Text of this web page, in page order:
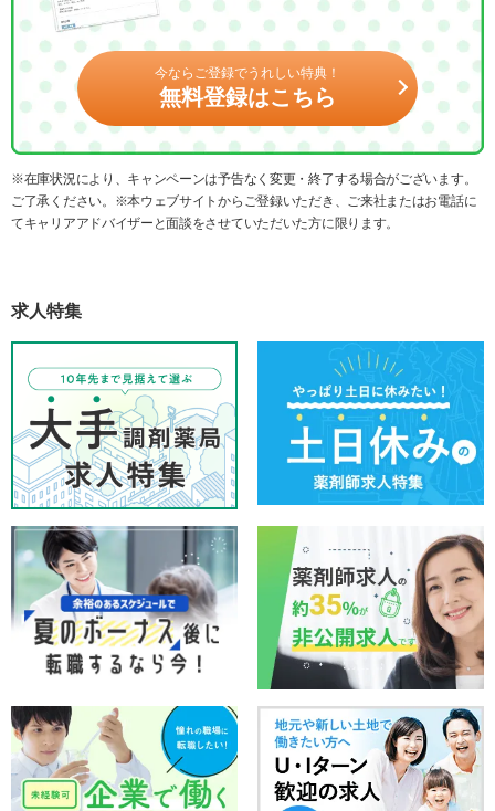
今ならご登録でうれしい特典！
無料登録はこちら
※在庫状況により、キャンペーンは予告なく変更・終了する場合がございます。
ご了承ください。※本ウェブサイトからご登録いただき、ご来社またはお電話に
てキャリアアドバイザーと面談をさせていただいた方に限ります。
求人特集